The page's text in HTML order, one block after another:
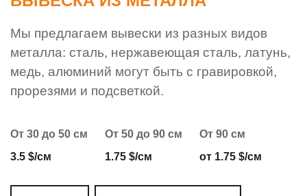
Мы предлагаем вывески из разных видов
металла: сталь, нержавеющая сталь, латунь,
медь, алюминий могут быть с гравировкой,
прорезями и подсветкой.
От 30 до 50 см
3.5 $/см
От 50 до 90 см
1.75 $/см
От 90 см
от 1.75 $/см